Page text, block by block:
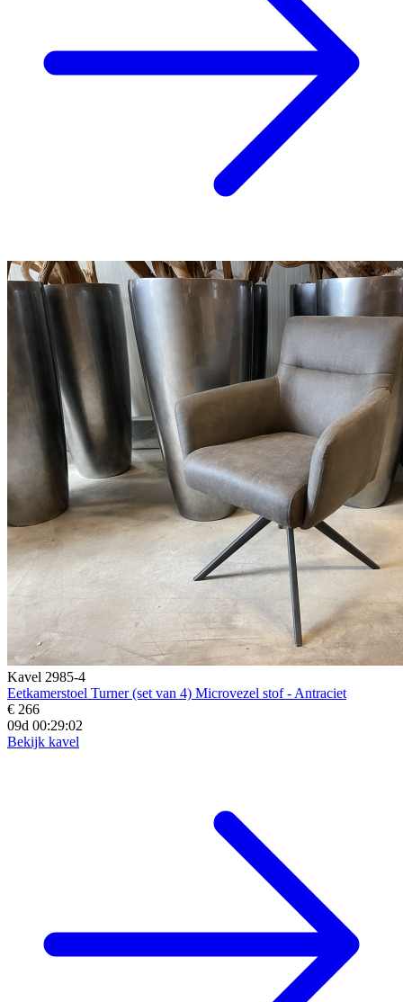
Kavel 2985-4
Eetkamerstoel Turner (set van 4) Microvezel stof - Antraciet
€ 266
09d 00:29:00
Bekijk kavel